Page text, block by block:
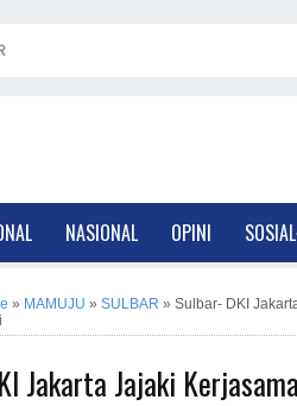
NASIONAL OPINI SOSIAL
» MAMUJU » SULBAR » Sulbar- DKI
Jakarta Jajaki